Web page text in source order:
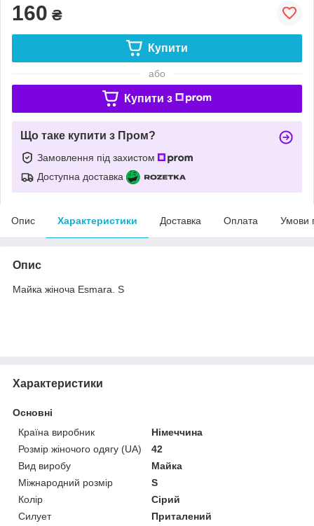
160 ₴
Купити
або
Купити з
Що таке купити з Пром?
Замовлення під захистом
Доступна доставка
Опис Характеристики Доставка Оплата Умови
Опис
Майка жіноча Esmara. S
Характеристики
Основні
Країна виробник
Німеччина
Розмір жіночого одягу (UA)
42
Вид виробу
Майка
Міжнародний розмір
S
Колір
Сірий
Силует
Приталений